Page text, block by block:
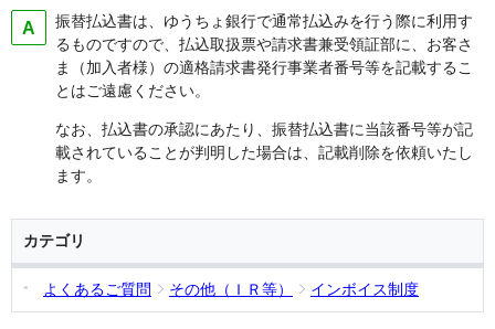
振替払込書は、ゆうちょ銀行で通常払込みを行う際に利用す
るものですので、払込取扱票や請求書兼受領証部に、お客さ
ま（加入者様）の適格請求書発行事業者番号等を記載するこ
とはご遠慮ください。
なお、払込書の承認にあたり、振替払込書に当該番号等が記
載されていることが判明した場合は、記載削除を依頼いたし
ます。
カテゴリ
よくあるご質問 その他（ＩＲ等） インボイス制度